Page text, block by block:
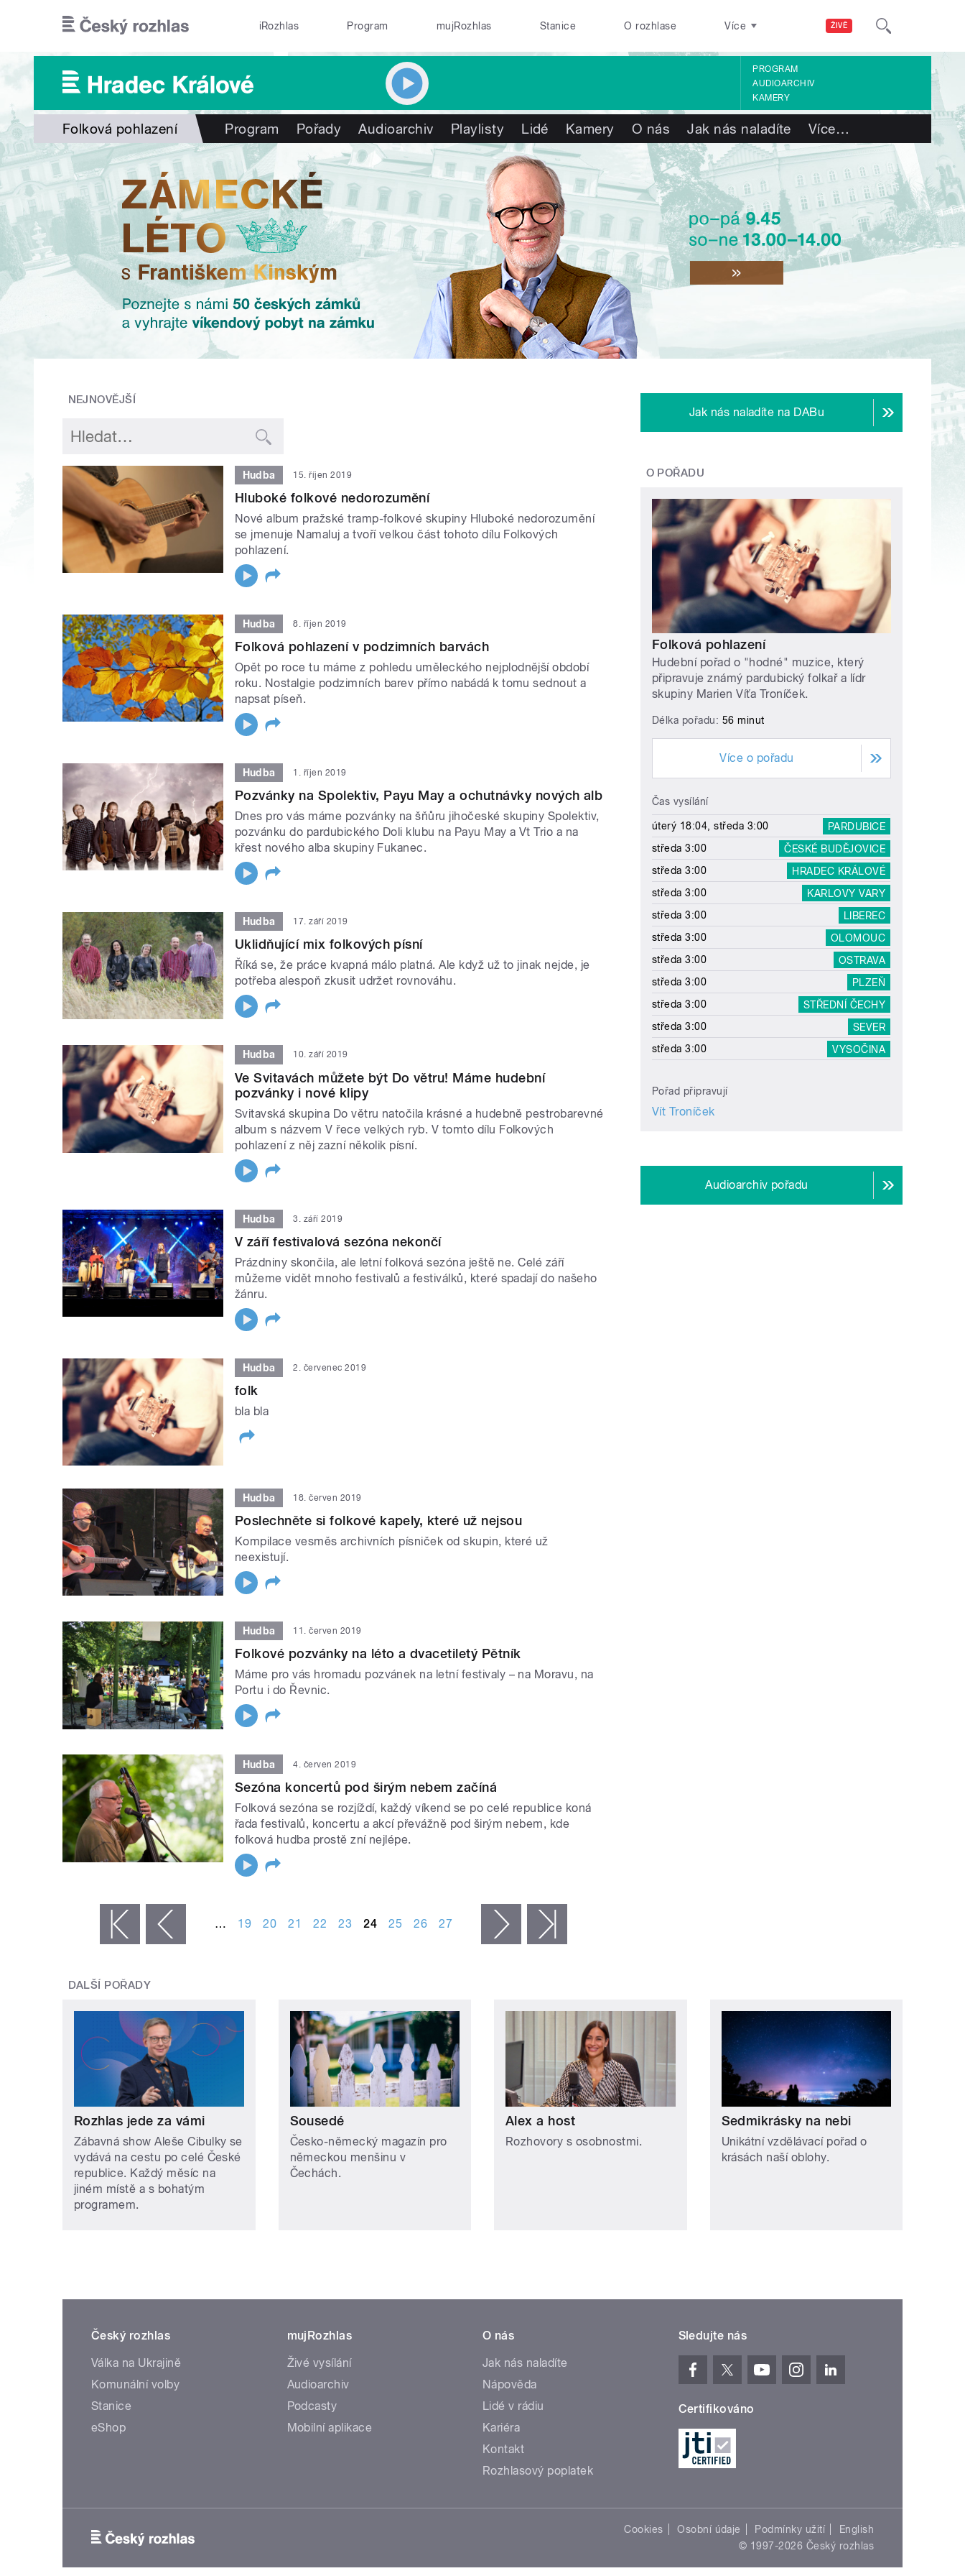
ŽIVĚ
iRozhlas Program mujRozhlas Stanice O rozhlase Více
PROGRAM
AUDIOARCHIV
KAMERY
Folková pohlazení Program Pořady Audioarchiv Playlisty Lidé Kamery O nás Jak nás naladíte Více…
NEJNOVĚJŠÍ
Hudba 15. říjen 2019
Hluboké folkové nedorozumění
Nové album pražské tramp-folkové skupiny Hluboké nedorozumění
se jmenuje Namaluj a tvoří velkou část tohoto dílu Folkových
pohlazení.
Hudba 8. říjen 2019
Folková pohlazení v podzimních barvách
Opět po roce tu máme z pohledu uměleckého nejplodnější období
roku. Nostalgie podzimních barev přímo nabádá k tomu sednout a
napsat píseň.
Hudba 1. říjen 2019
Pozvánky na Spolektiv, Payu May a ochutnávky nových alb
Dnes pro vás máme pozvánky na šňůru jihočeské skupiny Spolektiv,
pozvánku do pardubického Doli klubu na Payu May a Vt Trio a na
křest nového alba skupiny Fukanec.
Hudba 17. září 2019
Uklidňující mix folkových písní
Říká se, že práce kvapná málo platná. Ale když už to jinak nejde, je
potřeba alespoň zkusit udržet rovnováhu.
Hudba 10. září 2019
Ve Svitavách můžete být Do větru! Máme hudební
pozvánky i nové klipy
Svitavská skupina Do větru natočila krásné a hudebně pestrobarevné
album s názvem V řece velkých ryb. V tomto dílu Folkových
pohlazení z něj zazní několik písní.
Hudba 3. září 2019
V září festivalová sezóna nekončí
Prázdniny skončila, ale letní folková sezóna ještě ne. Celé září
můžeme vidět mnoho festivalů a festiválků, které spadají do našeho
žánru.
Hudba 2. červenec 2019
folk
bla bla
Hudba 18. červen 2019
Poslechněte si folkové kapely, které už nejsou
Kompilace vesměs archivních písniček od skupin, které už
neexistují.
Hudba 11. červen 2019
Folkové pozvánky na léto a dvacetiletý Pětník
Máme pro vás hromadu pozvánek na letní festivaly – na Moravu, na
Portu i do Řevnic.
Hudba 4. červen 2019
Sezóna koncertů pod širým nebem začíná
Folková sezóna se rozjíždí, každý víkend se po celé republice koná
řada festivalů, koncertu a akcí převážně pod širým nebem, kde
folková hudba prostě zní nejlépe.
‹ předchozí … 19 20 21 22 23 24 25 26 27 následující ›
Jak nás naladíte na DABu
O POŘADU
Folková pohlazení
Hudební pořad o "hodné" muzice, který
připravuje známý pardubický folkař a lídr
skupiny Marien Víťa Troníček.
Délka pořadu: 56 minut
Více o pořadu
Čas vysílání
úterý 18:04, středa 3:00
PARDUBICE
středa 3:00
ČESKÉ BUDĚJOVICE
středa 3:00
HRADEC KRÁLOVÉ
středa 3:00
KARLOVY VARY
středa 3:00
LIBEREC
středa 3:00
OLOMOUC
středa 3:00
OSTRAVA
středa 3:00
PLZEŇ
středa 3:00
STŘEDNÍ ČECHY
středa 3:00
SEVER
středa 3:00
VYSOČINA
Pořad připravují
Vít Troníček
Audioarchiv pořadu
DALŠÍ POŘADY
Rozhlas jede za vámi
Zábavná show Aleše Cibulky se
vydává na cestu po celé České
republice. Každý měsíc na
jiném místě a s bohatým
programem.
Sousedé
Česko-německý magazín pro
německou menšinu v
Čechách.
Alex a host
Rozhovory s osobnostmi.
Sedmikrásky na nebi
Unikátní vzdělávací pořad o
krásách naší oblohy.
Český rozhlas
Válka na Ukrajině
Komunální volby
Stanice
eShop
mujRozhlas
Živé vysílání
Audioarchiv
Podcasty
Mobilní aplikace
O nás
Jak nás naladíte
Nápověda
Lidé v rádiu
Kariéra
Kontakt
Rozhlasový poplatek
Sledujte nás
Certifikováno
Cookies Osobní údaje Podmínky užití
English
© 1997-2026 Český rozhlas